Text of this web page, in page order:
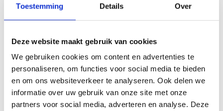
Toestemming Details Over
Deze website maakt gebruik van cookies
We gebruiken cookies om content en advertenties te
personaliseren, om functies voor social media te bieden
en om ons websiteverkeer te analyseren. Ook delen we
informatie over uw gebruik van onze site met onze
partners voor social media, adverteren en analyse. Deze
FYSIEKE INSPANNING
licht zwaar
TECHNISCHE MOEILIJKHEIDSGRAAD
moeilijk